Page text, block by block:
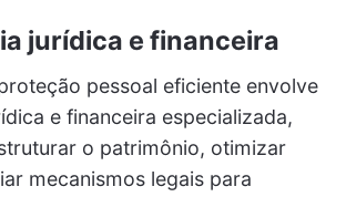
jurídica e financeira
pessoal eficiente envolve
e financeira especializada,
o patrimônio, otimizar
mecanismos legais para